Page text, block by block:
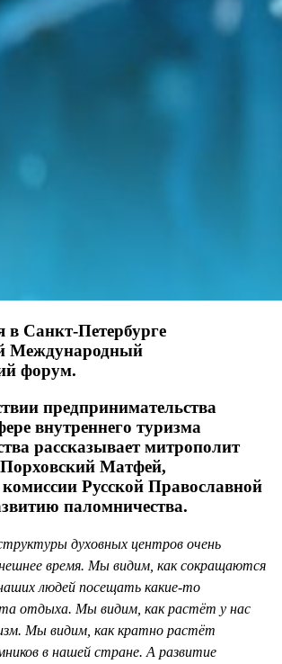
Санкт-Петербурге
Международный
форум.
предпринимательства
внутреннего туризма
рассказывает митрополит
Матфей,
комиссии Русской Православной
паломничества.
духовных центров очень
время. Мы видим, как сокращаются
людей посещать какие-то
отдыха. Мы видим, как растёт у нас
Мы видим, как кратно растёт
в нашей стране. А развитие